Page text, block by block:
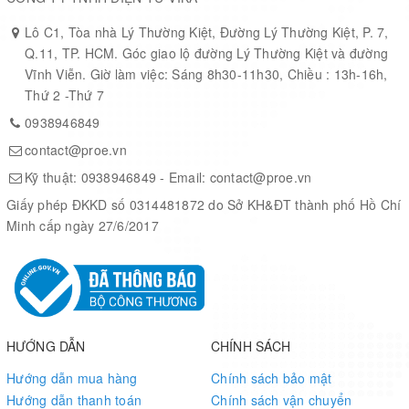
Raspberry Pi connectivity, compatible with Raspberry Pi
Zero/Zero W/Zero WH/2B/3B/3B+
Supports dial-up, telephone call, SMS, MMS, mail, TCP, UDP,
DTMF, HTTP, FTP, etc.
Onboard USB interface, to test AT Commands, get GPS
positioning data, and so on
Onboard CP2102 USB to UART converter, for serial debugging
Arduino/STM32
SIM card slot, supports 1.8V/3V SIM card
TF card slot for storing data like files, messages, etc.
Onboard audio jack and audio decoder for making telephone call
2x LED indicators, easy to monitor the working status
Onboard voltage translator, operating voltage can be configured
to 3.3V or 5V via jumper
Autobauding baudrate: 9600bps ~ 115200bps
Control via AT commands (3GPP TS 27.007, 27.005, and
Lô C1, Tòa nhà Lý Thường Kiệt, Đường Lý Thường Kiệt, P. 7,
Q.11, TP. HCM. Góc giao lộ đường Lý Thường Kiệt và đường
Vĩnh Viễn. Giờ làm việc: Sáng 8h30-11h30, Chiều : 13h-16h,
Thứ 2 -Thứ 7
0938946849
contact@proe.vn
Kỹ thuật: 0938946849 - Email: contact@proe.vn
Giấy phép ĐKKD số 0314481872 do Sở KH&ĐT thành phố Hồ Chí
Minh cấp ngày 27/6/2017
HƯỚNG DẪN
Hướng dẫn mua hàng
Hướng dẫn thanh toán
CHÍNH SÁCH
Chính sách bảo mật
Chính sách vận chuyển